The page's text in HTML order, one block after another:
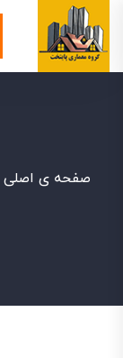
صفحه ی اصلی